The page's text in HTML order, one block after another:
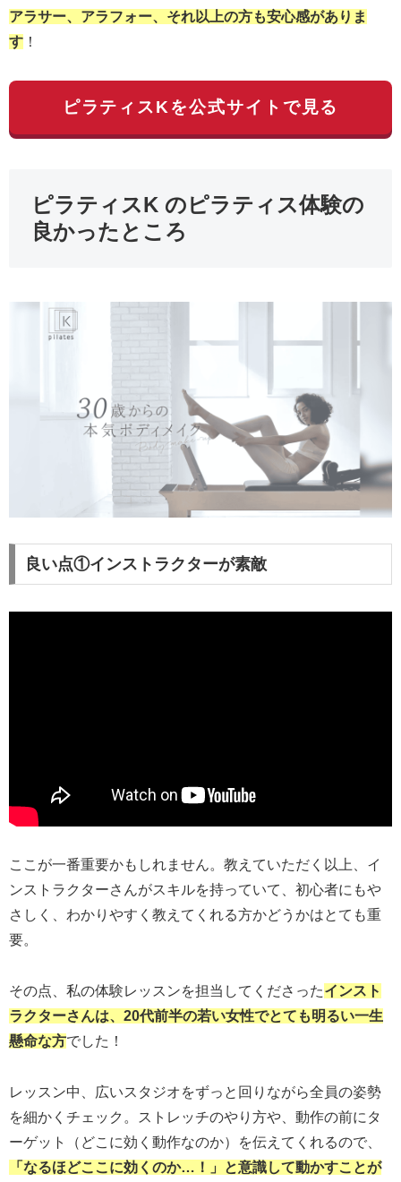
アラサー、アラフォー、それ以上の方も安心感がありま
す ！
ピラティスKを公式サイトで見る
ピラティスK のピラティス体験の
良かったところ
良い点①インストラクターが素敵
ここが一番重要かもしれません。教えていただく以上、イ
ンストラクターさんがスキルを持っていて、初心者にもや
さしく、わかりやすく教えてくれる方かどうかはとても重
要。
その点、私の体験レッスンを担当してくださったインスト
ラクターさんは、20代前半の若い女性でとても明るい一生
懸命な方でした！
レッスン中、広いスタジオをずっと回りながら全員の姿勢
を細かくチェック。ストレッチのやり方や、動作の前にタ
ーゲット（どこに効く動作なのか）を伝えてくれるので、
「なるほどここに効くのか…！」と意識して動かすことが